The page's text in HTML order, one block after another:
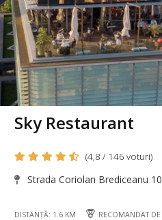
Sky Restaurant
(4,8 / 146 voturi)
Strada Coriolan Brediceanu
DISTANȚĂ: 1.6 KM RECOMANDAT